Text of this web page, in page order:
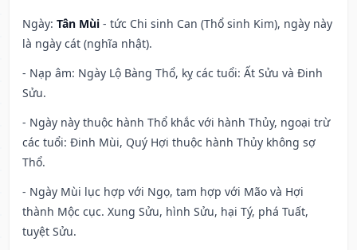
Ngày: Tân Mùi - tức Chi sinh Can (Thổ sinh Kim), ngày này
là ngày cát (nghĩa nhật).
- Nạp âm: Ngày Lộ Bàng Thổ, kỵ các tuổi: Ất Sửu và Đinh
Sửu.
- Ngày này thuộc hành Thổ khắc với hành Thủy, ngoại trừ
các tuổi: Đinh Mùi, Quý Hợi thuộc hành Thủy không sợ
Thổ.
- Ngày Mùi lục hợp với Ngọ, tam hợp với Mão và Hợi
thành Mộc cục. Xung Sửu, hình Sửu, hại Tý, phá Tuất,
tuyệt Sửu.